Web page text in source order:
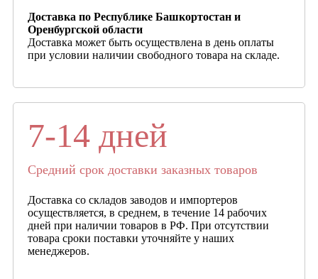
Доставка по Республике Башкортостан и
Оренбургской области
Доставка может быть осуществлена в день оплаты
при условии наличии свободного товара на складе.
7-14 дней
Средний срок доставки заказных товаров
Доставка со складов заводов и импортеров
осуществляется, в среднем, в течение 14 рабочих
дней при наличии товаров в РФ. При отсутствии
товара сроки поставки уточняйте у наших
менеджеров.